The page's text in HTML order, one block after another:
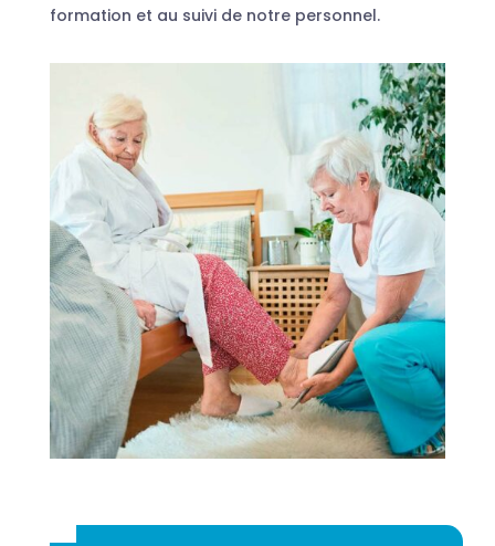
formation et au suivi de notre personnel.